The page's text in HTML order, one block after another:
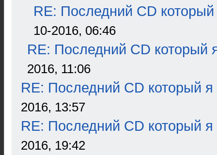
RE: Последний CD который
10-2016, 06:46
RE: Последний CD который
2016, 11:06
RE: Последний CD который я
2016, 13:57
RE: Последний CD который я
2016, 19:42